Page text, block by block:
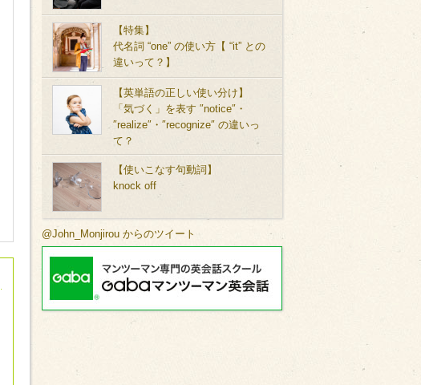
【特集】
代名詞 “one” の使い方【 “it” との
違いって？】
【英単語の正しい使い分け】
「気づく」を表す ″notice″・
″realize″・″recognize″ の違いっ
て？
【使いこなす句動詞】
knock off
@John_Monjirou からのツイート